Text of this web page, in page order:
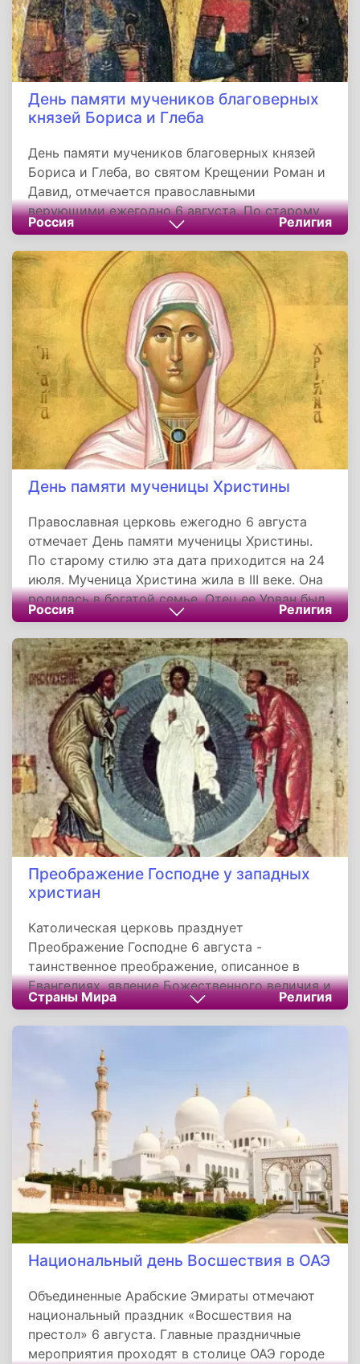
День памяти мучеников благоверных
князей Бориса и Глеба
День памяти мучеников благоверных князей
Бориса и Глеба, во святом Крещении Роман и
Давид, отмечается православными
верующими ежегодно 6 августа. По старому
стилю эта дата приходится на 24
июля. Святые благоверные князья-
страстотерпцы Борис и Глеб - первые
русские святые, канонизированные как
Русской, так и Константинопольской
Церковью. Они были младшими сыновьями
святого равноапостольного князя Владимира.
Россия Религия
День памяти мученицы Христины
Православная церковь ежегодно 6 августа
отмечает День памяти мученицы Христины.
По старому стилю эта дата приходится на 24
июля. Мученица Христина жила в III веке. Она
родилась в богатой семье. Отец ее Урван был
правителем города Тира. В возрасте 11 лет
девочка отличалась необыкновенной
красотой, и многие хотели жениться на ней.
Однако отец Христины мечтал о том, чтобы
дочь стала жрицей. Для этого он поместил ее
в особое помещение, где поставил множество
золотых и серебряных идолов, и велел дочери
воскуривать пред ними фимиам.
Россия Религия
Преображение Господне у западных
христиан
Католическая церковь празднует
Преображение Господне 6 августа -
таинственное преображение, описанное в
Евангелиях, явление Божественного величия и
славы Иисуса Христа перед тремя
ближайшими учениками во время молитвы.
Страны Мира Религия
Национальный день Восшествия в ОАЭ
Объединенные Арабские Эмираты отмечают
национальный праздник «Восшествия на
престол» 6 августа. Главные праздничные
мероприятия проходят в столице ОАЭ городе